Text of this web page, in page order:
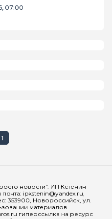
07:00
1
новости". ИП Кстенин
ipkstenin@yandex.ru,
353900, Новороссийск, ул.
материалов
гиперссылка на ресурс